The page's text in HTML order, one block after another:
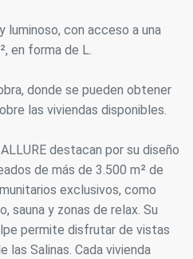
luminoso, con acceso a una
en forma de L.
donde se pueden obtener
las viviendas disponibles.
destacan por su diseño
de más de 3.500 m² de
exclusivos, como
sauna y zonas de relax. Su
permite disfrutar de vistas
las Salinas. Cada vivienda
dicha acción podrá ocasionar
la página web.
y análisis del
de la web para la
de los usuarios con
función del análisis de los
del servicio. Permiten
del usuario para
servicios y para ofrecer una
productos recomendados.